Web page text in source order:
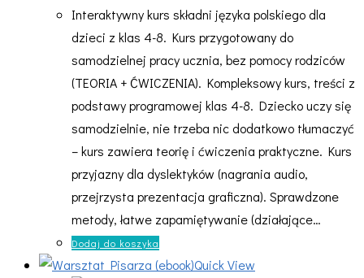
Interaktywny kurs składni języka polskiego dla
dzieci z klas 4-8. Kurs przygotowany do
samodzielnej pracy ucznia, bez pomocy rodziców
(TEORIA + ĆWICZENIA). Kompleksowy kurs, treści z
podstawy programowej klas 4-8. Dziecko uczy się
samodzielnie, nie trzeba nic dodatkowo tłumaczyć
– kurs zawiera teorię i ćwiczenia praktyczne. Kurs
przyjazny dla dyslektyków (nagrania audio,
przejrzysta prezentacja graficzna). Sprawdzone
metody, łatwe zapamiętywanie (działające…
Dodaj do koszyka
Quick View